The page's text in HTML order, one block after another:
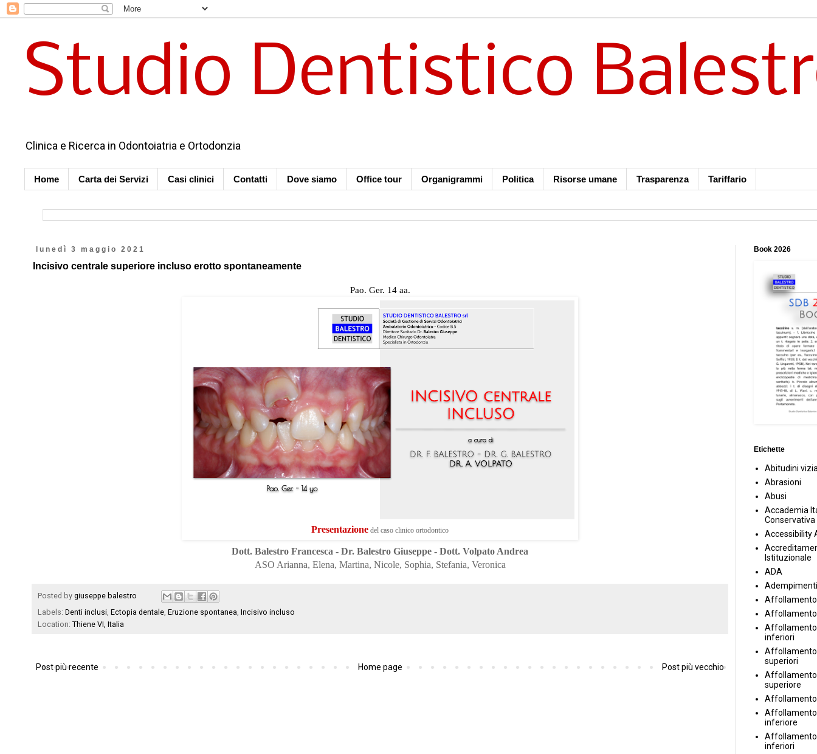
Studio Dentistico
Clinica e Ricerca in Odontoiatria e Ortodonzia
Home Carta dei Servizi Casi clinici Contatti Dove siamo Office tour Organigrammi Politica Risorse umane Trasparenza Tariffario
lunedì 3 maggio 2021
Incisivo centrale superiore incluso erotto spontaneamente
Pao. Ger. 14 aa.
Presentazione del caso clinico ortodontico
Dott. Balestro Francesca - Dr. Balestro Giuseppe - Dott. Volpato Andrea
ASO Arianna, Elena, Martina, Nicole, Sophia, Stefania, Veronica
Posted by giuseppe balestro
Labels: Denti inclusi Ectopia dentale Eruzione spontanea Incisivo incluso
Location: Thiene VI, Italia
Post più recente Post più vecchio
Home page
Book 2026
Etichette
Abitudini
Abrasioni
Abusi
Accademia
Conservativa
Accessibility
Istituzionale
ADA
Adempimenti
Affollamento
inferiori
Affollamento
superiori
Affollamento
superiore
inferiore
Affollamento
inferiori